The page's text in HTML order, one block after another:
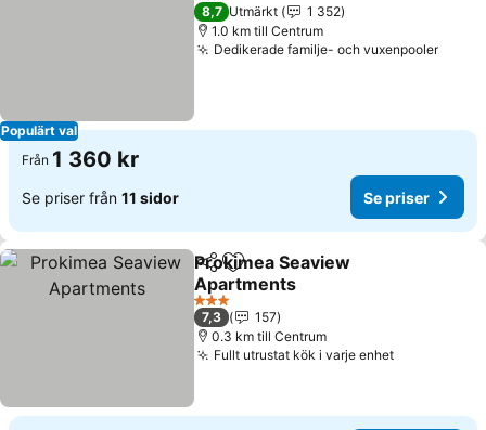
Populärt val
8,7 Utmärkt
1 352
1.0 km till Centrum
Dedikerade familje- och vuxenpooler
Från 1 360 kr
Se priser från 11 sidor Se priser
Dela Lägg till i Mina Favoriter
Prokimea Seaview
Apartments
3 Stjärnor
7,3
157
0.3 km till Centrum
Fullt utrustat kök i varje enhet